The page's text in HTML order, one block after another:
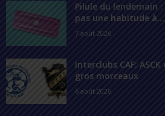
Pilule du lendemain :
pas une habitude à...
7 août 2026
Interclubs CAF:
gros morceaux
6 août 2026